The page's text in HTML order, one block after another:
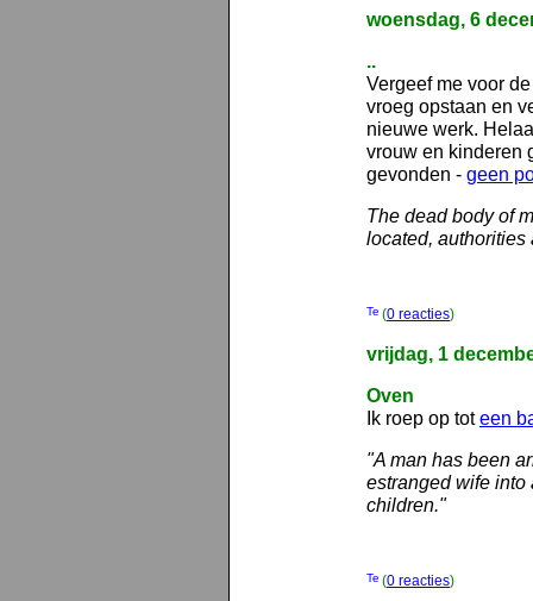
woensdag, 6
..
Vergeef me voor
vroeg opstaan en
nieuwe werk.
vrouw en kinderen
gevonden - geen
The dead body of
located, authorities
(0 reacties)
vrijdag, 1
Oven
Ik roep op toteen
"A man has been
estranged wife into
children."
(0 reacties)